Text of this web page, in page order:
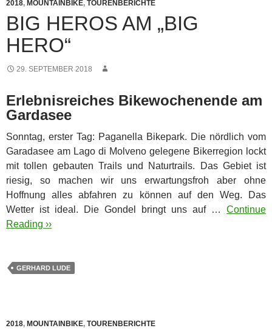
2018, MOUNTAINBIKE, TOURENBERICHTE
BIG HEROS AM „BIG
HERO“
29. SEPTEMBER 2018
Erlebnisreiches Bikewochenende am
Gardasee
Sonntag, erster Tag: Paganella Bikepark. Die nördlich vom
Garadasee am Lago di Molveno gelegene Bikerregion lockt
mit tollen gebauten Trails und Naturtrails. Das Gebiet ist
riesig, so machen wir uns erwartungsfroh aber ohne
Hoffnung alles abfahren zu können auf den Weg. Das
Wetter ist ideal. Die Gondel bringt uns auf … Continue
Reading ››
GERHARD LUDE
2018, MOUNTAINBIKE, TOURENBERICHTE